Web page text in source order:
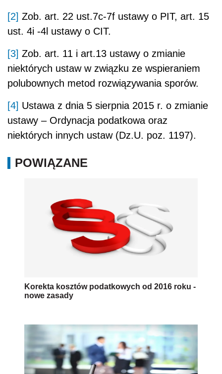
[2] Zob. art. 22 ust.7c-7f ustawy o PIT, art. 15
ust. 4i -4l ustawy o CIT.
[3] Zob. art. 11 i art.13 ustawy o zmianie
niektórych ustaw w związku ze wspieraniem
polubownych metod rozwiązywania sporów.
[4] Ustawa z dnia 5 sierpnia 2015 r. o zmianie
ustawy – Ordynacja podatkowa oraz
niektórych innych ustaw (Dz.U. poz. 1197).
POWIĄZANE
Korekta kosztów podatkowych od 2016 roku -
nowe zasady